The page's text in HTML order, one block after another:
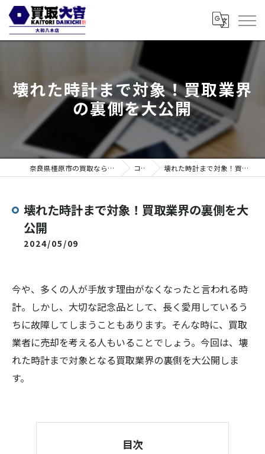
壊れた時計まで対象！買取業界
の裏側を大公開
奈良県橿原市の買取なら買取大吉 大和八木店 コラム 壊れた時計まで対象！買取業界の裏側を大公開
壊れた時計まで対象！買取業界の裏側を大
公開
2024/05/09
今や、多くの人が手放す理由がなくなったと言われる時
計。しかし、大切な記念品として、長く愛用しているう
ちに故障してしまうこともあります。そんな時に、買取
業者に売却を考える人もいることでしょう。今回は、壊
れた時計まで対象となる買取業界の裏側を大公開しま
す。
目次